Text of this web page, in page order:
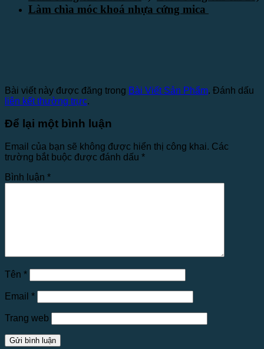
Làm chìa móc khoá nhựa cứng mica
Bài viết này được đăng trong Bài Viết Sản Phẩm. Đánh dấu
liên kết thường trực.
Để lại một bình luận
Email của bạn sẽ không được hiển thị công khai. Các
trường bắt buộc được đánh dấu *
Bình luận *
Tên *
Email *
Trang web